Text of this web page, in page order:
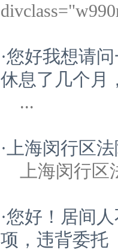
·您好我想请
休息了几个月
...
· 上海闵行区
上海闵行
·您好！居间
项，违背委托